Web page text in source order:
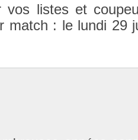
vos li­stes et
match : le lundi 29